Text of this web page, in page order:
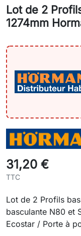
Lot de 2
1274mm
31,20 €
TTC
Lot de 2 Profils
basculante N80 et
Ecostar / Porte à